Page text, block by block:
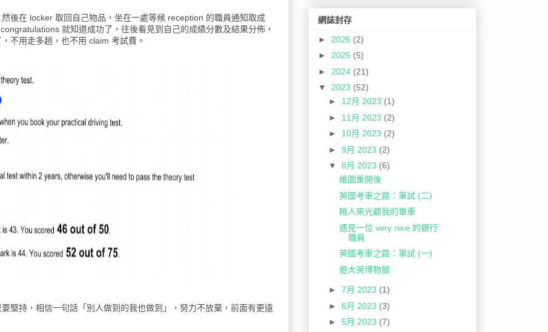
後在 locker 取回自己物品，坐在一處等候 reception 的職員通知取成
就知道成功了，往後看見到自己的成績分數及結果分佈，
不用走多趟，也不用 claim 考試費。
堅持，相信一句話「別人做到的我也做到」，努力不放棄，前面有更遠
網誌封存
► 2026 (2)
► 2025 (5)
► 2024 (21)
▼ 2023 (52)
► 12月 2023 (1)
► 11月 2023 (2)
► 10月 2023 (2)
► 9月 2023 (2)
▼ 8月 2023 (6)
維園重開後
英國考車之路：筆試 (二)
賊人來光顧我的單車
遇見一位 very nice 的銀行
職員
英國考車之路：筆試 (一)
遊大英博物館
► 7月 2023 (1)
► 6月 2023 (3)
► 5月 2023 (7)